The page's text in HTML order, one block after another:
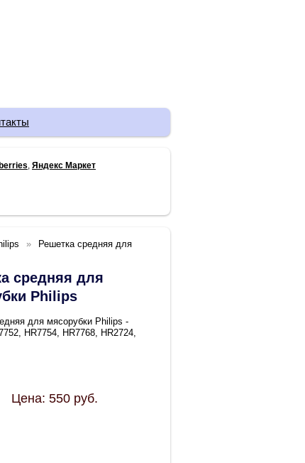
Яндекс Маркет
Решетка средняя для
средняя для
Philips
для мясорубки Philips -
HR7754, HR7768, HR2724,
Цена: 550 руб.